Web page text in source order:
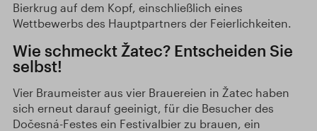
Bierkrug auf dem Kopf, einschließlich eines
Wettbewerbs des Hauptpartners der Feierlichkeiten.
Wie schmeckt Žatec? Entscheiden Sie
selbst!
Vier Braumeister aus vier Brauereien in Žatec haben
sich erneut darauf geeinigt, für die Besucher des
Dočesná-Festes ein Festivalbier zu brauen, ein